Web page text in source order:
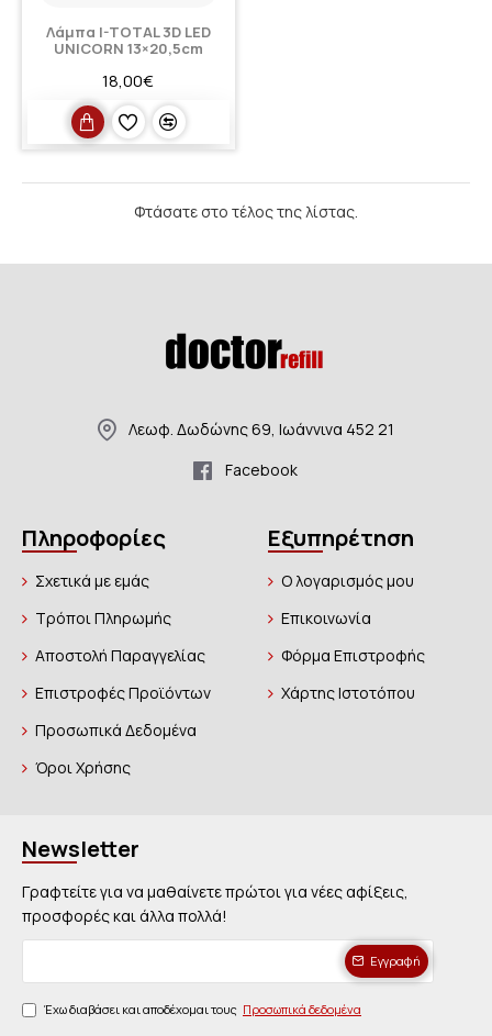
Λάμπα I-TOTAL 3D LED
UNICORN 13×20,5cm
18,00€
Φτάσατε στο τέλος της λίστας.
Λεωφ. Δωδώνης 69, Ιωάννινα 452 21
Facebook
Πληροφορίες
Σχετικά με εμάς
Τρόποι Πληρωμής
Αποστολή Παραγγελίας
Επιστροφές Προϊόντων
Προσωπικά Δεδομένα
Όροι Χρήσης
Εξυπηρέτηση
Ο λογαρισμός μου
Επικοινωνία
Φόρμα Επιστροφής
Χάρτης Ιστοτόπου
Newsletter
Γραφτείτε για να μαθαίνετε πρώτοι για νέες αφίξεις,
προσφορές και άλλα πολλά!
Εγγραφή
Έχω διαβάσει και αποδέχομαι τους Προσωπικά δεδομένα